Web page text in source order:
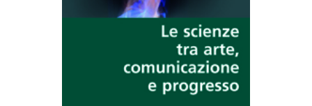
AGGIUNGI AL CARRELLO